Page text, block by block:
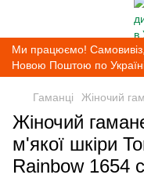
Ми працюємо! Самовивіз,
Новою Поштою по
Гаманці Жіночий
Жіночий
м'якої шкіри
Rainbow 1654